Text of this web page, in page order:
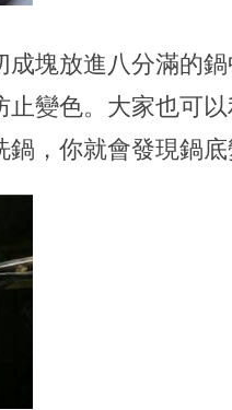
塊放進八分滿的
變色。大家也可
，你就會發現鍋底